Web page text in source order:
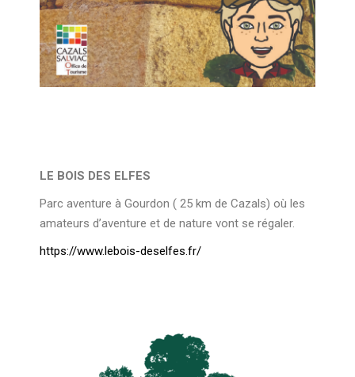
LE BOIS DES ELFES
Parc aventure à Gourdon ( 25 km de Cazals) où les
amateurs d’aventure et de nature vont se régaler.
https://www.lebois-deselfes.fr/